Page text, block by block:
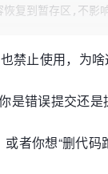
复到暂存区,不
禁止使用，为
是错误提交还
者你想“删代